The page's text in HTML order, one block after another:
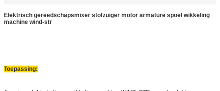
Elektrisch gereedschapsmixer stofzuiger motor armature spoel wikkeling
machine wind-str
Toepassing: